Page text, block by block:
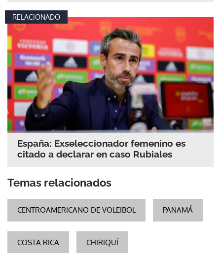
RELACIONADO
España: Exseleccionador femenino es
citado a declarar en caso Rubiales
Temas relacionados
CENTROAMERICANO DE VOLEIBOL PANAMÁ
COSTA RICA CHIRIQUÍ